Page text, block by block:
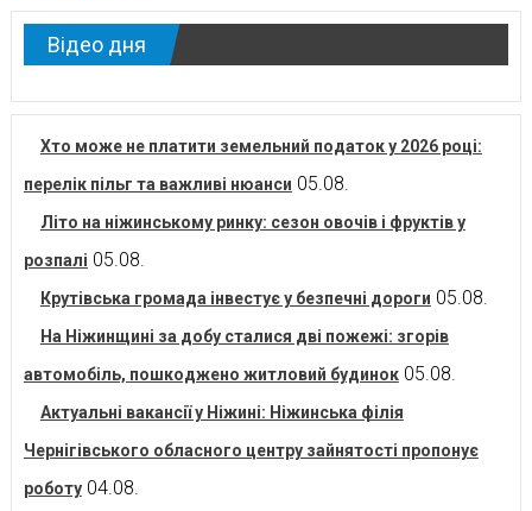
Відео дня
Хто може не платити земельний податок у 2026 році:
перелік пільг та важливі нюанси 05.08.
Літо на ніжинському ринку: сезон овочів і фруктів у
розпалі 05.08.
Крутівська громада інвестує у безпечні дороги 05.08.
На Ніжинщині за добу сталися дві пожежі: згорів
автомобіль, пошкоджено житловий будинок 05.08.
Актуальні вакансії у Ніжині: Ніжинська філія
Чернігівського обласного центру зайнятості пропонує
роботу 04.08.